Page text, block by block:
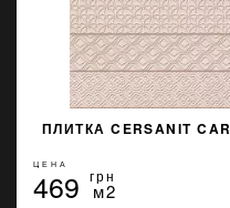
ПЛИТКА CERSANIT
ЦЕНА
469 грн
м2